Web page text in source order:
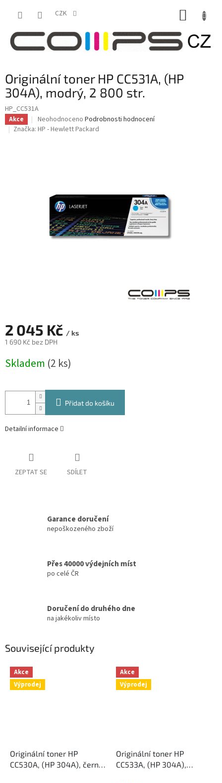
CZK
Originální toner HP CC531A, (HP
304A), modrý, 2 800 str.
HP_CC531A
Akce
Průměrné
hodnocení
Neohodnoceno Podrobnosti hodnocení
Značka: HP - Hewlett Packard
2 045 Kč / ks
1 690 Kč bez DPH
cena:
Skladem (2 ks)
Přidat do košíku
Detailní informace
ZEPTAT SE SDÍLET
Garance doručení
nepoškozeného zboží
Přes 40000 výdejních míst
po celé ČR
Doručení do druhého dne
na jakékoliv místo
Související produkty
Akce
Výprodej
Originální toner HP
CC530A, (HP 304A), černý,
Akce
Výprodej
Originální toner HP
CC533A, (HP 304A),